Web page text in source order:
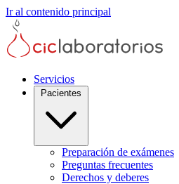
Ir al contenido principal
Servicios
Preparación de exámenes
Preguntas frecuentes
Derechos y deberes